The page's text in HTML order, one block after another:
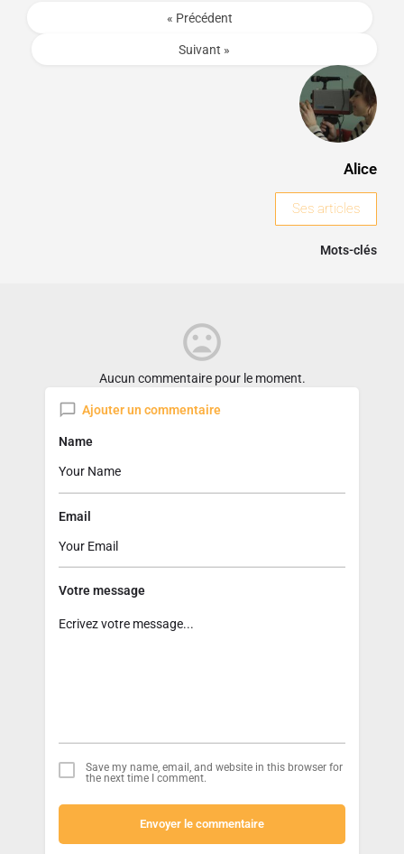
Alice
Ses articles
Mots-clés
« Précédent
Suivant »
Aucun commentaire pour le moment.
Ajouter un commentaire
Name
Email
Votre message
Save my name, email, and website in this browser for
the next time I comment.
Envoyer le commentaire